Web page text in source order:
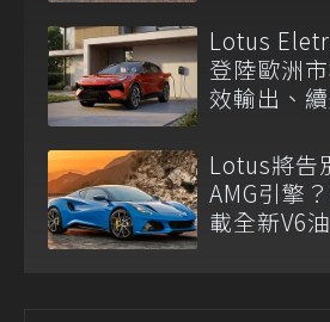
Lotus
登陸歐洲
效輸出、
Lotus將告
AMG引擎
載全新V6